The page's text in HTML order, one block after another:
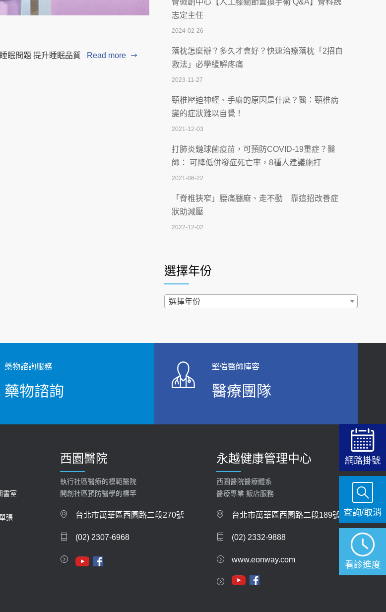
眠問題 提升睡眠品質 Read more
轉腎功能 醫揭3招救命
2026-07-08
體溫飆破41度！醫連收兩例中暑病例：致死
率達8成
2026-07-07
深耕萬華55年 西園醫院回顧發展歷程與智慧
醫療布局
2026-07-06
【115年臺北市「防癌保衛戰：健康好禮一手
刮」】 宣導
2026-07-02
【無菸城市】 宣導
2026-07-02
4連霸議員黃秋澤癌逝！食道癌為何奪命快？
西園醫院55周年 7／10捐血公益活動 邀民眾
熱血響應
2026-06-30
2026-06-25
健康肛門痛都是痔瘡?醫談瘍瘍瘻管與肛裂差
異 逾50歲民眾可做1事
避免血糖血壓飆高
【防跌密碼-防止嬰幼兒跌落及因應處理指
上班常待在冷氣房？小心泌尿道感染 醫示
【2026年世界無菸日】 宣導
骨微創中心【人工膝關節置換手術 Q&A】骨科魏
志定主任
2024-02-26
落枕怎麼辦？多久才會好？快速治療落枕「2招自
救法」必學緩解疼痛
2023-11-27
頸椎壓迫神經、手麻的原因是什麼？醫：頸椎病
變的症狀難以自覺！
2021-12-03
打肺炎鏈球菌疫苗，可預防COVID-19重症？醫
師： 可降低併發症死亡率，8種人建議施打
2021-06-22
「脊椎狹窄」腰痛腿麻、走不動 靠這招改善症
狀助減壓
2022-12-02
2022-02-17
過量維生素D和鈣恐罹癌? 醫師釋疑：搞懂4原則
不怕補錯
「落枕」不要大力按脖子！ 1招「伸展運動」預防
2020-12-15
白天跑廁所超過8次，就算膀胱過動症！醫師：趁
2021-03-05
少？醫：過多恐增罹癌風險
骨科魏志定主任接受專訪 【年代電視台聚焦2.0】
近4成人口骨質疏鬆？12類人快做骨質密度檢查！
醫：注意5重點可逆轉骨鬆
膝蓋退化有9大部位 骨科醫坦言：不一定得換人工
選擇年份
選擇年份
藥物諮詢服務
藥物諮詢
堅強醫師陣容
醫療團隊
書室
張
西園醫院
執行社區醫療的模範醫院
開創社區預防醫學的標竿
台北市萬華區西園路二段270號
(02) 2307-6968
永越健康管理中心
西園醫院醫療體系
醫療專業 飯店服務
台北市萬華區西園路二段189號
(02) 2332-9888
www.eonway.com
網路掛號
看診進度
查詢/取消